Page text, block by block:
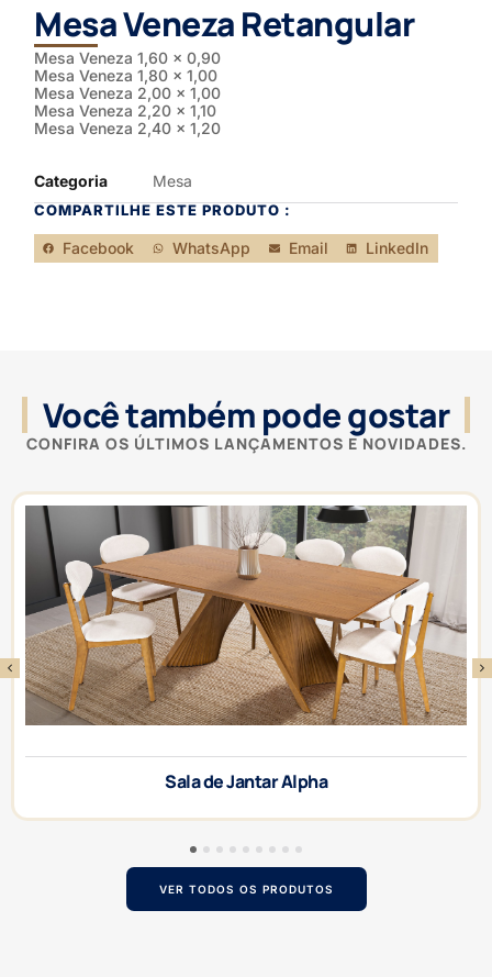
Mesa Veneza Retangular
Mesa Veneza 1,60 x 0,90
Mesa Veneza 1,80 x 1,00
Mesa Veneza 2,00 x 1,00
Mesa Veneza 2,20 x 1,10
Mesa Veneza 2,40 x 1,20
Categoria Mesa
COMPARTILHE ESTE PRODUTO :
Facebook WhatsApp Email LinkedIn
Você também pode gostar
CONFIRA OS ÚLTIMOS LANÇAMENTOS E NOVIDADES.
Sala de Jantar Alpha
5 6 7 8 9
VER TODOS OS PRODUTOS